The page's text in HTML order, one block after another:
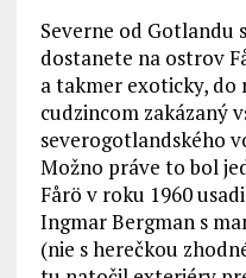
Severne od Gotlandu
dostanete na ostrov
a takmer exoticky, do
cudzincom zakázaný
severogotlandského
Možno práve to bol
Fårö v roku 1960
Ingmar Bergman s
(nie s herečkou